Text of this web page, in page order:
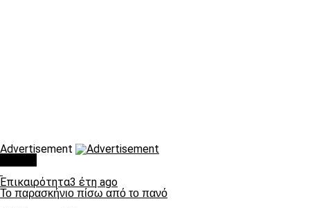
Advertisement
Επικαιρότητα3 έτη ago
Το παρασκήνιο πίσω από το πανό